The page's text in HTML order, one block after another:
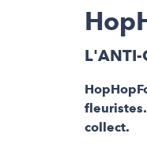
L'ANTI-
collect.